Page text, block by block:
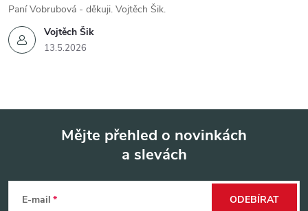
Vojtěch Šik
13.5.2026
Paní Vobrubová - děkuji. Vojtěch Šik.
Mějte přehled o novinkách
a slevách
E-mail ODEBÍRAT